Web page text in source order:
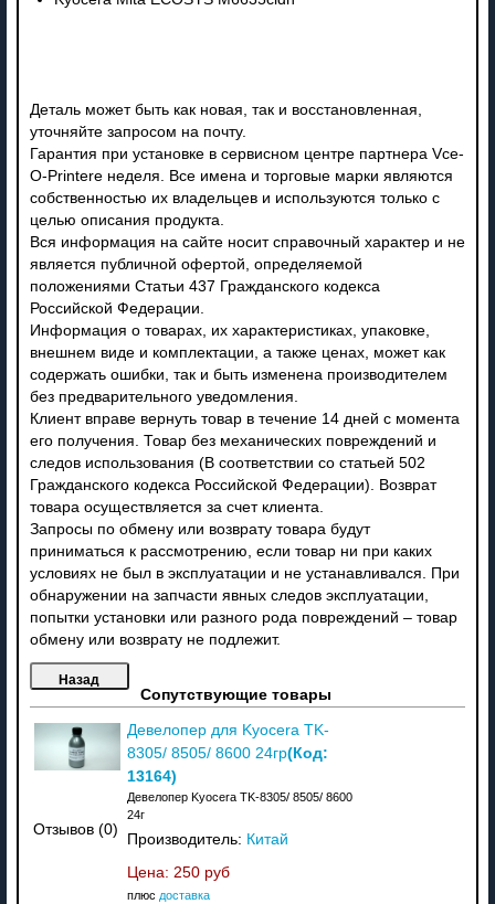
Деталь может быть как новая, так и восстановленная,
уточняйте запросом на почту.
Гарантия при установке в сервисном центре партнера Vce-
O-Printere неделя. Все имена и торговые марки являются
собственностью их владельцев и используются только с
целью описания продукта.
Вся информация на сайте носит справочный характер и не
является публичной офертой, определяемой
положениями Статьи 437 Гражданского кодекса
Российской Федерации.
Информация о товарах, их характеристиках, упаковке,
внешнем виде и комплектации, а также ценах, может как
содержать ошибки, так и быть изменена производителем
без предварительного уведомления.
Клиент вправе вернуть товар в течение 14 дней с момента
его получения. Товар без механических повреждений и
следов использования (В соответствии со статьей 502
Гражданского кодекса Российской Федерации). Возврат
товара осуществляется за счет клиента.
Запросы по обмену или возврату товара будут
приниматься к рассмотрению, если товар ни при каких
условиях не был в эксплуатации и не устанавливался. При
обнаружении на запчасти явных следов эксплуатации,
попытки установки или разного рода повреждений – товар
обмену или возврату не подлежит.
Сопутствующие товары
Отзывов (0)
Девелопер для Kyocera TK-
8305/ 8505/ 8600 24гр(Код:
13164)
Девелопер Kyocera TK-8305/ 8505/ 8600
24г
Производитель: Китай
Цена: 250 руб
плюс доставка